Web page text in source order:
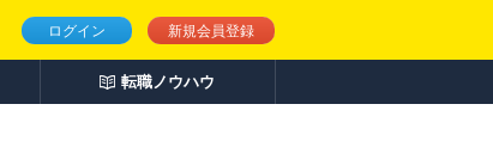
ログイン 新規会員登録
転職ノウハウ